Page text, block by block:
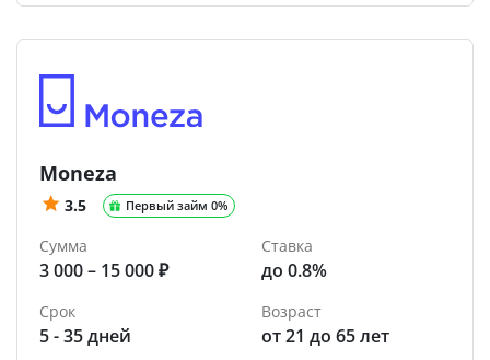
Moneza
3.5 Первый займ 0%
Сумма
3 000 – 15 000 ₽
Ставка
до 0.8%
Срок
5 - 35 дней
Возраст
от 21 до 65 лет